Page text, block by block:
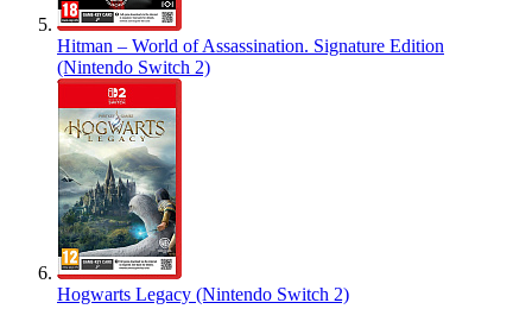
Hitman – World of Assassination. Signature Edition
(Nintendo Switch 2)
Hogwarts Legacy (Nintendo Switch 2)